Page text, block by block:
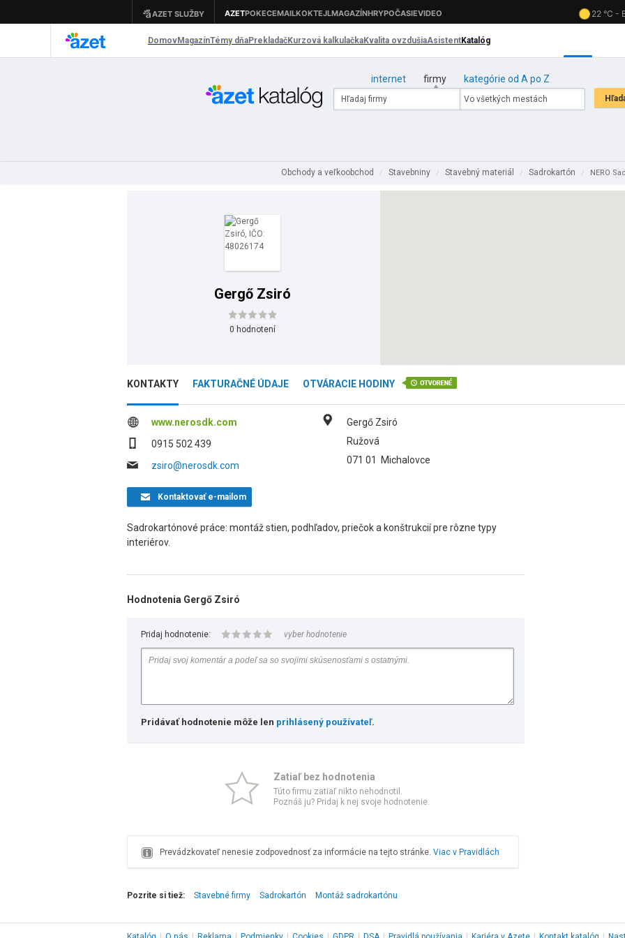
internet firmy kategórie od A po Z
Obchody a veľkoobchod / Stavebniny / Stavebný materiál / Sadrokartón / NERO
Gergő Zsiró
0 hodnotení
KONTAKTY FAKTURAČNÉ ÚDAJE OTVÁRACIE HODINY
www.nerosdk.com
0915 502 439
zsiro@nerosdk.com
Gergő Zsiró
Ružová
071 01
Michalovce
Kontaktovaťe-mailom
Sadrokartónové práce: montáž stien, podhľadov, priečok a konštrukcií pre rôzne typy
interiérov.
Hodnotenia Gergő Zsiró
Pridaj hodnotenie: vyber hodnotenie
Pridávať hodnotenie môže len prihlásený používateľ.
Zatiaľ bez hodnotenia
Túto firmu zatiaľ nikto nehodnotil.
Poznáš ju? Pridaj k nej svoje hodnotenie.
Prevádzkovateľ nenesie zodpovednosť za informácie na tejto stránke. Viac v Pravidlách
Pozrite si tiež: Stavebné firmy Sadrokartón Montáž sadrokartónu